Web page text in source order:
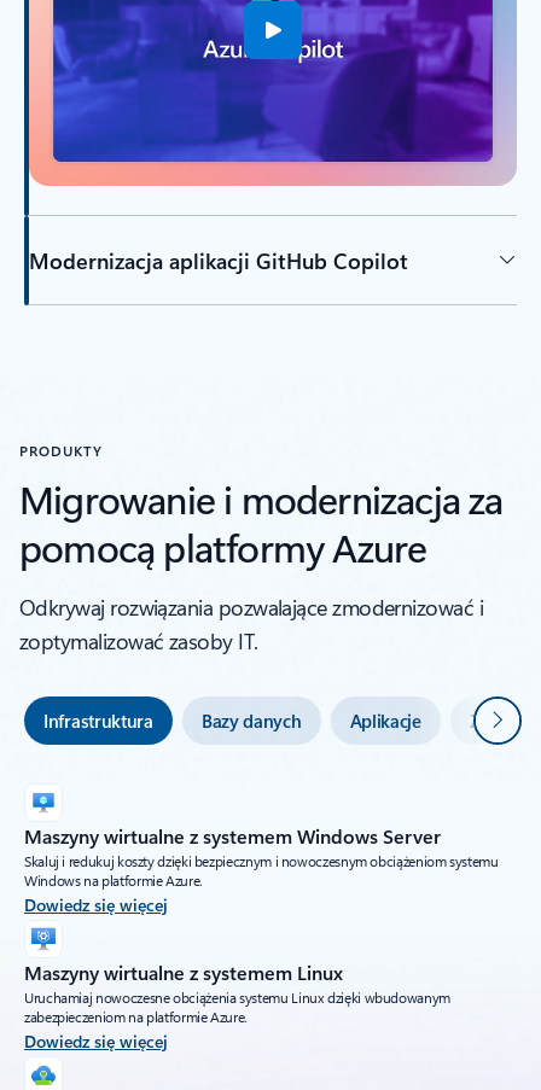
Modernizacja aplikacji GitHub Copilot
PRODUKTY
Migrowanie i modernizacja za
pomocą platformy Azure
Odkrywaj rozwiązania pozwalające zmodernizować i
zoptymalizować zasoby IT.
Infrastruktura Bazy danych Aplikacje Dalej
Maszyny wirtualne z systemem Windows Server
Skaluj i redukuj koszty dzięki bezpiecznym i nowoczesnym obciążeniom systemu
Windows na platformie Azure.
Dowiedz się więcej
Maszyny wirtualne z systemem Linux
Uruchamiaj nowoczesne obciążenia systemu Linux dzięki wbudowanym
zabezpieczeniom na platformie Azure.
Dowiedz się więcej